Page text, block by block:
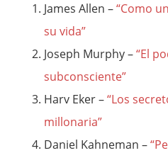
James Allen –“Como
su vida”
Joseph Murphy –“El
subconsciente”
Harv Eker –“Los
millonaria”
Daniel Kahneman –